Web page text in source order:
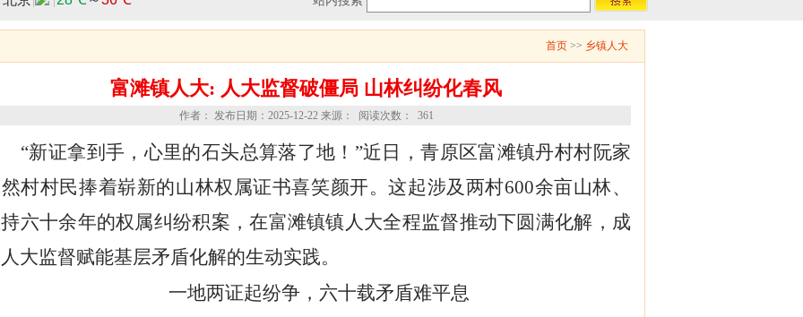
首页 >> 乡镇人大
富滩镇人大: 人大监督破僵局 山林纠纷化春风
作者： 发布日期：2025-12-22 来源： 阅读次数： 361
“新证拿到手，心里的石头总算落了地！”近日，青原区富滩镇丹村村阮家
村村民捧着崭新的山林权属证书喜笑颜开。这起涉及两村600余亩山林、
六十余年的权属纠纷积案，在富滩镇镇人大全程监督推动下圆满化解，成
大监督赋能基层矛盾化解的生动实践。
一地两证起纷争，六十载矛盾难平息